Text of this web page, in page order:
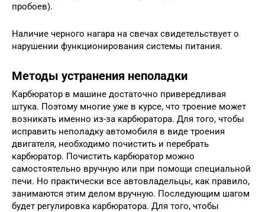
пробоев).
Наличие черного нагара на свечах свидетельствует о
нарушении функционирования системы питания.
Методы устранения неполадки
Карбюратор в машине достаточно привередливая
штука. Поэтому многие уже в курсе, что троение может
возникать именно из-за карбюратора. Для того, чтобы
исправить неполадку автомобиля в виде троения
двигателя, необходимо почистить и перебрать
карбюратор. Почистить карбюратор можно
самостоятельно вручную или при помощи специальной
печи. Но практически все автовладельцы, как правило,
занимаются этим делом вручную. Последующим шагом
будет регулировка карбюратора. Для того, чтобы